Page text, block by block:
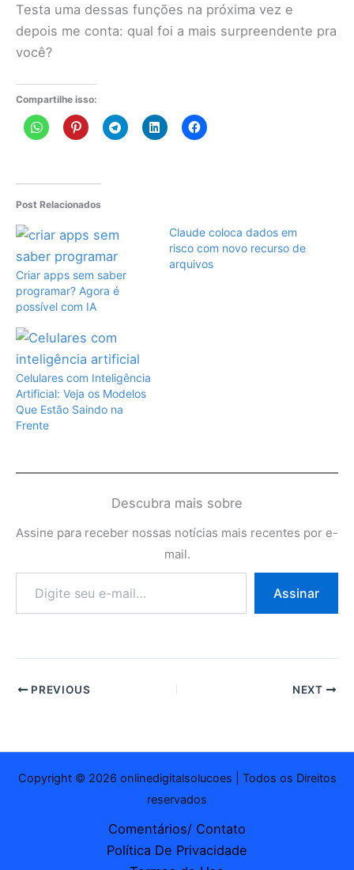
Testa uma dessas funções na próxima vez e
depois me conta: qual foi a mais surpreendente pra
você?
Compartilhe isso:
Post Relacionados
Criar apps sem saber
programar? Agora é
possível com IA
Claude coloca dados em
risco com novo recurso de
arquivos
Celulares com Inteligência
Artificial: Veja os Modelos
Que Estão Saindo na
Frente
Descubra mais sobre
Assine para receber nossas notícias mais recentes por e-
mail.
e-
Assinar
PREVIOUS NEXT
Copyright © 2026 onlinedigitalsolucoes | Todos os Direitos
reservados
Comentários/ Contato
Política De Privacidade